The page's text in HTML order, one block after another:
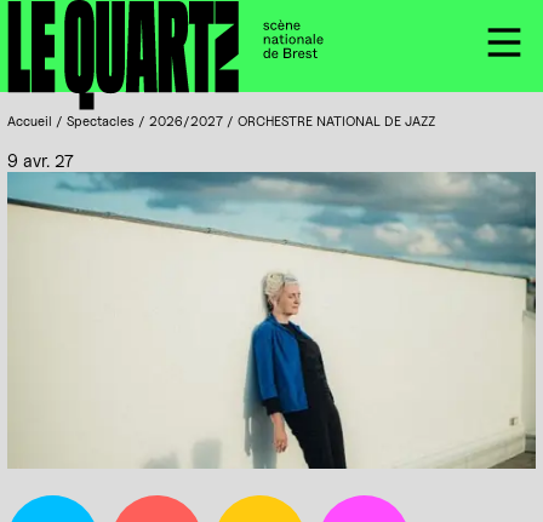
Panneau de gestion des cookies
Accueil
Menu
Accueil / Spectacles / 2026/2027 / ORCHESTRE NATIONAL DE JAZZ
9 avr. 27